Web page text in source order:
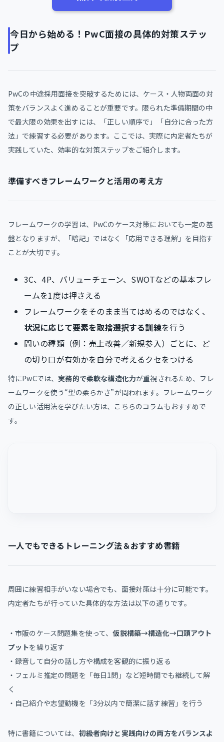
今日から始める！PwC面接の具体的対策ステッ
プ
PwCの中途採用面接を突破するためには、ケース・人物両面の対
策をバランスよく進めることが重要です。限られた準備期間の中
で最大限の効果を出すには、「正しい順序で」「自分に合った方
法」で練習する必要があります。ここでは、実際に内定者たちが
実践していた、効率的な対策ステップをご紹介します。
準備すべきフレームワークと活用の考え方
フレームワークの学習は、PwCのケース対策においても一定の基
盤となりますが、「暗記」ではなく「応用できる理解」を目指す
ことが大切です。
3C、4P、バリューチェーン、SWOTなどの基本フレ
ームを1度は押さえる
フレームワークをそのまま当てはめるのではなく、
状況に応じて要素を取捨選択する訓練を行う
問いの種類（例：売上改善／新規参入）ごとに、ど
の切り口が有効かを自分で考えるクセをつける
特にPwCでは、 実務的で柔軟な構造化力が重視されるため、フレ
ームワークを使う“型の柔らかさ”が問われます。フレームワーク
の正しい活用法を学びたい方は、こちらのコラムもおすすめで
す。
一人でもできるトレーニング法＆おすすめ書籍
周囲に練習相手がいない場合でも、面接対策は十分に可能です。
内定者たちが行っていた具体的な方法は以下の通りです。
・市販のケース問題集を使って、仮説構築→構造化→口頭アウト
プットを繰り返す
・録音して自分の話し方や構成を客観的に振り返る
・フェルミ推定の問題を「毎日1問」など短時間でも継続して解
く
・自己紹介や志望動機を「3分以内で簡潔に話す練習」を行う
特に書籍については、 初級者向けと実践向けの両方をバランスよ